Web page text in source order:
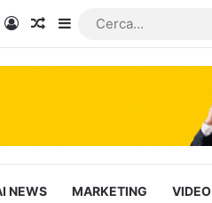
AccediArticoli Casuali
Barra laterale
NEWS MARKETING VIDEO